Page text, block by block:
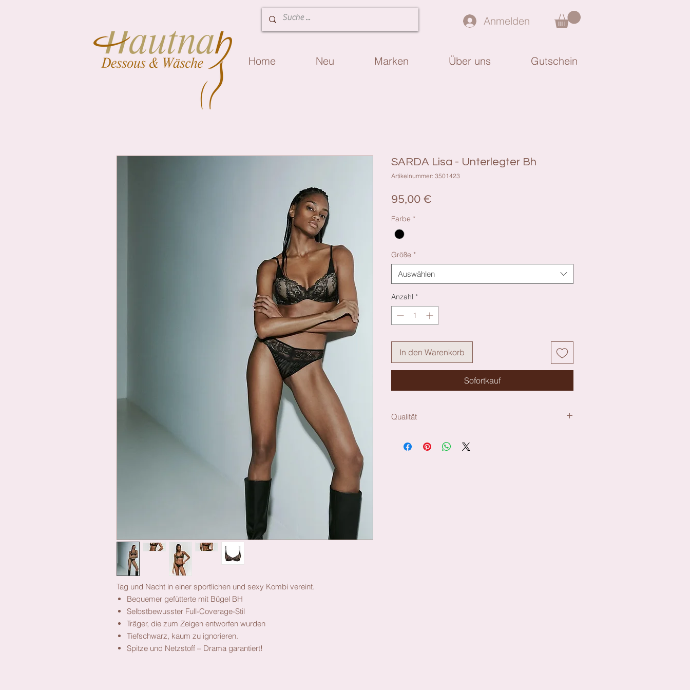
Anmelden
Home Neu Marken Über uns Gutschein
Tag und Nacht in einer sportlichen und sexy Kombi vereint.
Bequemer gefütterte mit Bügel BH
Selbstbewusster Full-Coverage-Stil
Träger, die zum Zeigen entworfen wurden
Tiefschwarz, kaum zu ignorieren.
Spitze und Netzstoff – Drama garantiert!
SARDA Lisa - Unterlegter Bh
Artikelnummer: 3501423
95,00 €Preis
Farbe *
Größe *
Auswählen
Anzahl *
In den Warenkorb
Sofortkauf
Qualität